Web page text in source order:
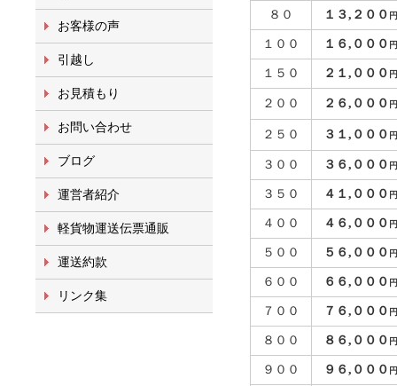
お客様の声
引越し
お見積もり
お問い合わせ
ブログ
運営者紹介
軽貨物運送伝票通販
運送約款
リンク集
８０ １３,２００ 円
１００ １６,０００ 円
１５０ ２１,０００ 円
２００ ２６,０００ 円
２５０ ３１,０００ 円
３００ ３６,０００ 円
３５０ ４１,０００ 円
４００ ４６,０００ 円
５００ ５６,０００ 円
６００ ６６,０００ 円
７００ ７６,０００ 円
８００ ８６,０００ 円
９００ ９６,０００ 円